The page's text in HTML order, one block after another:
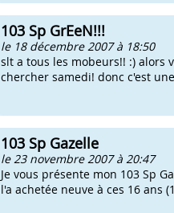
103 Sp GrEeN!!!
le 18 décembre 2007 à 18:50
slt a tous les mobeurs!! :) alors
chercher samedi! donc c'est
103 Sp Gazelle
le 23 novembre 2007 à 20:47
Je vous présente mon 103 Sp
l'a achetée neuve à ces 16 ans